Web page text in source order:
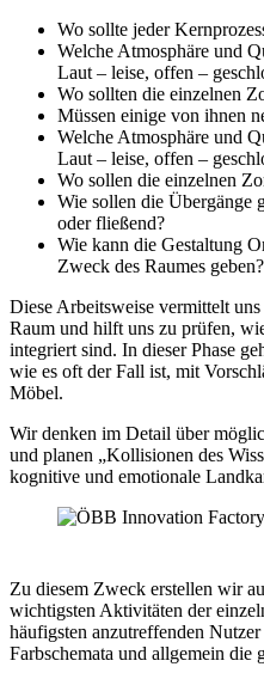
Wo sollte jeder
Welche Atmosphäre und
Laut – leise, offen –
Wo sollten die einzelnen
Müssen einige von ihnen
Welche Atmosphäre und
Laut – leise, offen –
Wo sollen die einzelnen
Wie sollen die Übergänge
oder fließend?
Wie kann die Gestaltung
Zweck des Raumes geben?
Diese Arbeitsweise vermittelt
Raum und hilft uns zu prüfen,
integriert sind. In dieser Phase
wie es oft der Fall ist, mit
Möbel.
Wir denken im Detail über
und planen „Kollisionen des
kognitive und emotionale
Zu diesem Zweck erstellen wir
wichtigsten Aktivitäten der
häufigsten anzutreffenden
Farbschemata und allgemein die